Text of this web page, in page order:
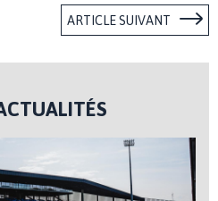
ARTICLE SUIVANT